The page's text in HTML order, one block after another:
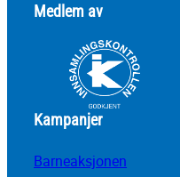
Medlem av
Kampanjer
Barneaksjonen